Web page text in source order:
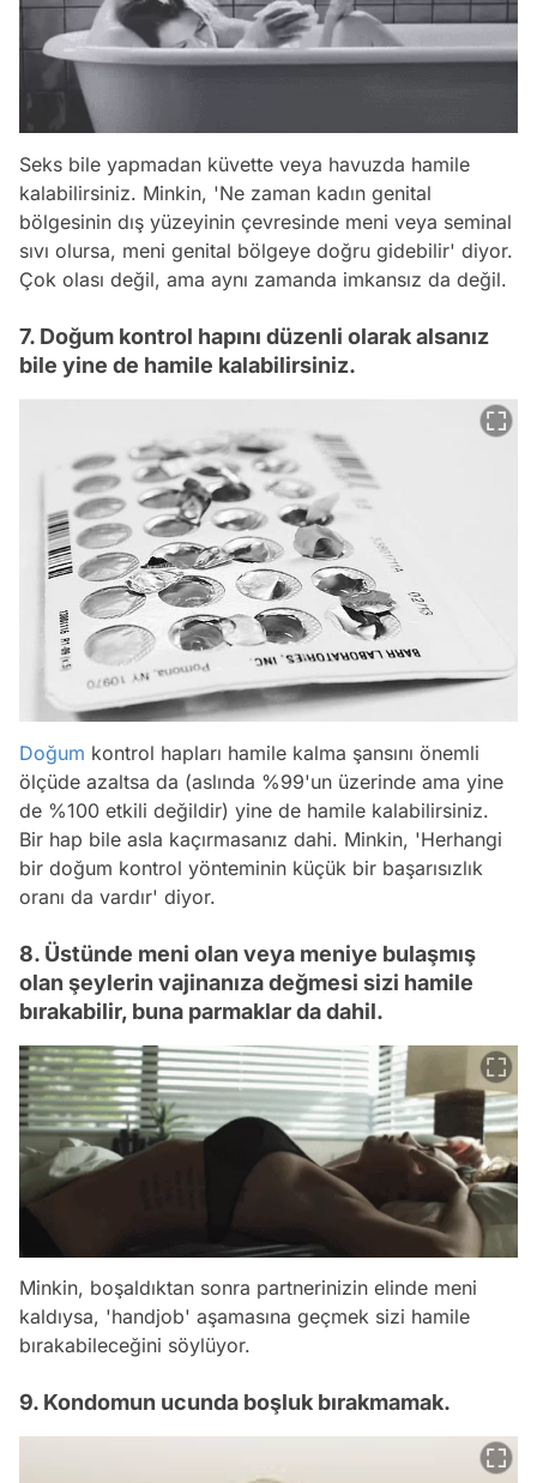
Seks bile yapmadan küvette veya havuzda hamile
kalabilirsiniz. Minkin, 'Ne zaman kadın genital
bölgesinin dış yüzeyinin çevresinde meni veya seminal
sıvı olursa, meni genital bölgeye doğru gidebilir' diyor.
Çok olası değil, ama aynı zamanda imkansız da değil.
7. Doğum kontrol hapını düzenli olarak alsanız
bile yine de hamile kalabilirsiniz.
Doğum kontrol hapları hamile kalma şansını önemli
ölçüde azaltsa da (aslında %99'un üzerinde ama yine
de %100 etkili değildir) yine de hamile kalabilirsiniz.
Bir hap bile asla kaçırmasanız dahi. Minkin, 'Herhangi
bir doğum kontrol yönteminin küçük bir başarısızlık
oranı da vardır' diyor.
8. Üstünde meni olan veya meniye bulaşmış
olan şeylerin vajinanıza değmesi sizi hamile
bırakabilir, buna parmaklar da dahil.
Minkin, boşaldıktan sonra partnerinizin elinde meni
kaldıysa, 'handjob' aşamasına geçmek sizi hamile
bırakabileceğini söylüyor.
9. Kondomun ucunda boşluk bırakmamak.